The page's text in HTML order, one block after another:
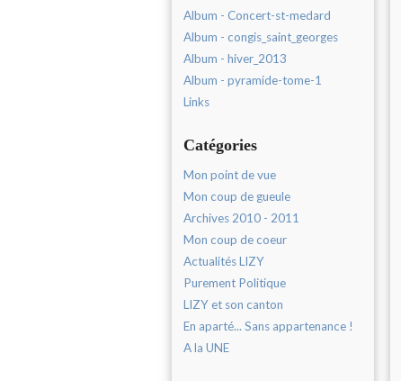
Album - Concert-st-medard
Album - congis_saint_georges
Album - hiver_2013
Album - pyramide-tome-1
Links
Catégories
Mon point de vue
Mon coup de gueule
Archives 2010 - 2011
Mon coup de coeur
Actualités LIZY
Purement Politique
LIZY et son canton
En aparté... Sans appartenance !
A la UNE